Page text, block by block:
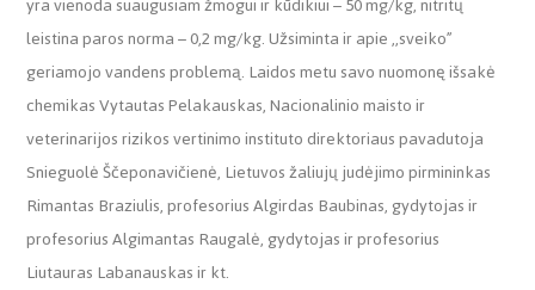
leistina paros norma – 0,2 mg/kg. Užsiminta ir apie ,,sveiko”
geriamojo vandens problemą. Laidos metu savo nuomonę išsakė
chemikas Vytautas Pelakauskas, Nacionalinio maisto ir
veterinarijos rizikos vertinimo instituto direktoriaus pavadutoja
Snieguolė Ščeponavičienė, Lietuvos žaliujų judėjimo pirmininkas
Rimantas Braziulis, profesorius Algirdas Baubinas, gydytojas ir
profesorius Algimantas Raugalė, gydytojas ir profesorius
Liutauras Labanauskas ir kt.